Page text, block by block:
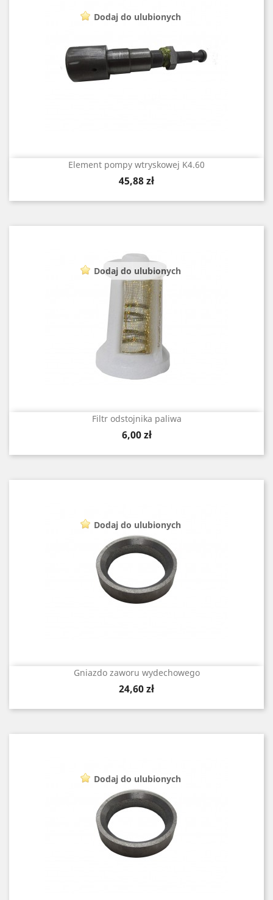
Element pompy wtryskowej K4.60
Cena
45,88 zł
Dodaj do ulubionych
Filtr odstojnika paliwa
Cena
6,00 zł
Dodaj do ulubionych
Gniazdo zaworu wydechowego
Cena
24,60 zł
Dodaj do ulubionych
Dodaj do ulubionych